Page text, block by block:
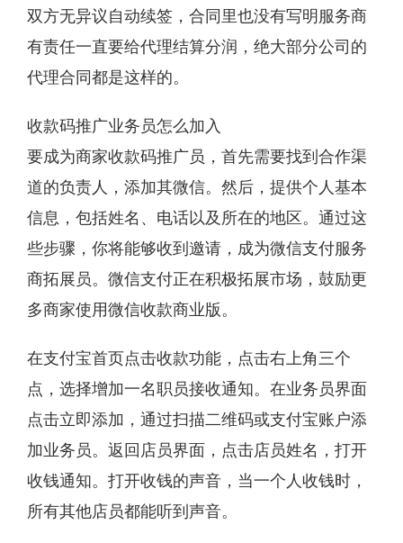
双方无异议自动续签，合同里也没有写明服务商
有责任一直要给代理结算分润，绝大部分公司的
代理合同都是这样的。
收款码推广业务员怎么加入
要成为商家收款码推广员，首先需要找到合作渠
道的负责人，添加其微信。然后，提供个人基本
信息，包括姓名、电话以及所在的地区。通过这
些步骤，你将能够收到邀请，成为微信支付服务
商拓展员。微信支付正在积极拓展市场，鼓励更
多商家使用微信收款商业版。
在支付宝首页点击收款功能，点击右上角三个
点，选择增加一名职员接收通知。在业务员界面
点击立即添加，通过扫描二维码或支付宝账户添
加业务员。返回店员界面，点击店员姓名，打开
收钱通知。打开收钱的声音，当一个人收钱时，
所有其他店员都能听到声音。